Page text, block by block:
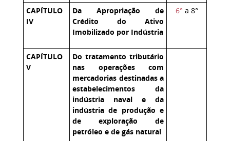
CAPÍTULO
IV
Da Apropriação de
Crédito do Ativo
Imobilizado por Indústria
6° a 8°
CAPÍTULO
V
Do tratamento tributário
nas operações com
mercadorias destinadas a
estabelecimentos da
indústria naval e da
indústria de produção e
de exploração de
petróleo e de gás natural